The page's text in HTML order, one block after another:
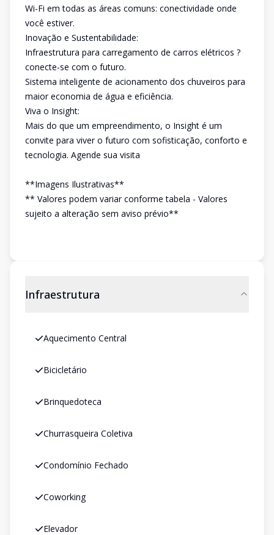
Wi-Fi em todas as áreas comuns: conectividade onde
você estiver.
Inovação e Sustentabilidade:
Infraestrutura para carregamento de carros elétricos ?
conecte-se com o futuro.
Sistema inteligente de acionamento dos chuveiros para
maior economia de água e eficiência.
Viva o Insight:
Mais do que um empreendimento, o Insight é um
convite para viver o futuro com sofisticação, conforto e
tecnologia. Agende sua visita
**Imagens Ilustrativas**
** Valores podem variar conforme tabela - Valores
sujeito a alteração sem aviso prévio**
Infraestrutura
Aquecimento Central
Bicicletário
Brinquedoteca
Churrasqueira Coletiva
Condomínio Fechado
Coworking
Elevador